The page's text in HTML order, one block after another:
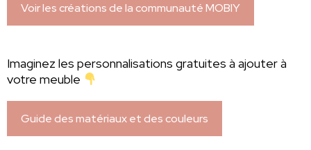
Voir les créations de la communauté MOBIY
Imaginez les personnalisations gratuites à ajouter à
votre meuble
Guide des matériaux et des couleurs